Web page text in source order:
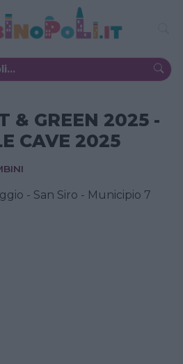
& GREEN 2025 -
CAVE 2025
- San Siro - Municipio 7